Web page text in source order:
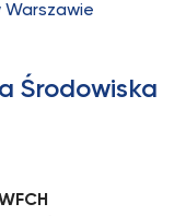
Warszawie
Środowiska